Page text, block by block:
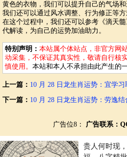
黄色的衣物，我们可以提升自己的气场
我们还可以通过风水调整、行为修正等
在这个过程中，我们还可以参考《滴天
代解读，为自己的运势加油助力。
特别声明： 本站属个体站点，非官方网
动采集，不保证其真实性，敬请自行核
慎使用。 本站和本人不承担由此产生的
上一篇： 10 月 28 日龙生肖运势：宜学
下一篇： 10 月 28 日龙生肖运势：劳逸
广告位8： 广告联系：
贵人何时现